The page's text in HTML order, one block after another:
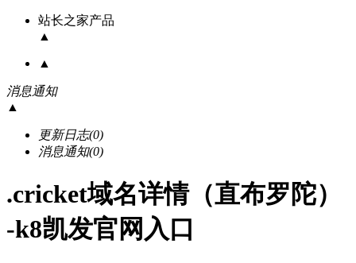
站长之家产品
▲
▲
消息通知
▲
更新日志(0)
消息通知(0)
.cricket域名详情（直布罗陀）
-k8凯发官网入口